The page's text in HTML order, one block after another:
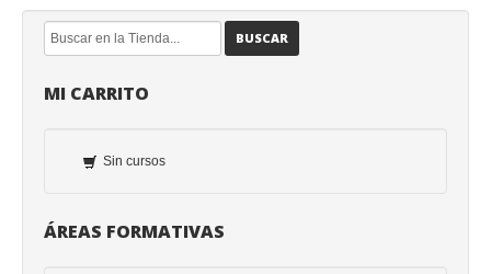
BUSCAR
MI CARRITO
Sin cursos
ÁREAS FORMATIVAS